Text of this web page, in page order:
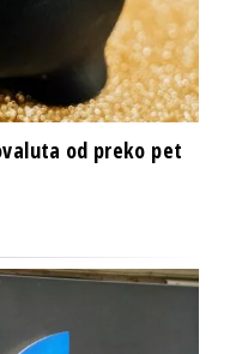
od preko pet